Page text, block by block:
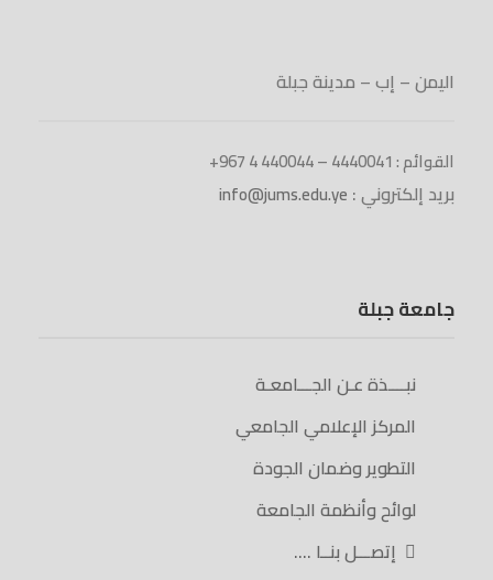
اليمن – إب – مدينة جبلة
القوائم : 4440041 – 440044 4 967+
بريد إلكتروني : info@jums.edu.ye
جامعة جبلة
نبــــذة عـن الجـــامعـة
المركز الإعلامي الجامعي
التطوير وضمان الجودة
لوائح وأنظمة الجامعة
إتصـــل بنــا ….